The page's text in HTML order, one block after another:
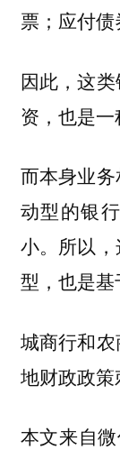
票；应付债
因此，这
资，也是一
而本身业
动型的银
小。所以
型，也是基
城商行和
地财政政策
本文来自